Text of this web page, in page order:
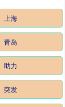
上海
青岛
助力
突发